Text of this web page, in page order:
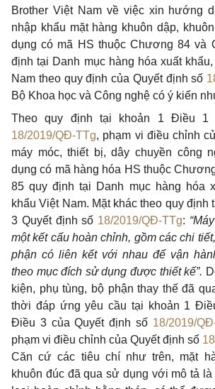
Brother Việt Nam về việc xin hướng
nhập khẩu mặt hàng khuôn dập,
dụng có mã HS thuộc Chương 84 và
định tại Danh mục hàng hóa xuất
Nam theo quy định của Quyết định số
Bộ Khoa học và Công nghệ có ý kiến
Theo quy định tại khoản 1 Điều 1
18/2019/QĐ-TTg, phạm vi điều chỉnh
máy móc, thiết bị, dây chuyền công
dụng có mã hàng hóa HS thuộc
85 quy định tại Danh mục hàng hóa
khẩu Việt Nam. Mặt khác theo quy định
3 Quyết định số 18/2019/QĐ-TTg:
một kết cấu hoàn chỉnh, gồm các chi
phận có liên kết với nhau để vận
theo mục đích sử dụng được thiết kế”.
kiện, phụ tùng, bộ phận thay thế đã
thời đáp ứng yêu cầu tại khoản 1
Điều 3 của Quyết định số 18/2019/
phạm vi điều chỉnh của Quyết định số
Căn cứ các tiêu chí như trên, mặt
khuôn đúc đã qua sử dụng với mô tả